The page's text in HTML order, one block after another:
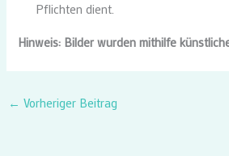
Pflichten dient.
Hinweis: Bilder wurden mithilfe
← Vorheriger Beitrag